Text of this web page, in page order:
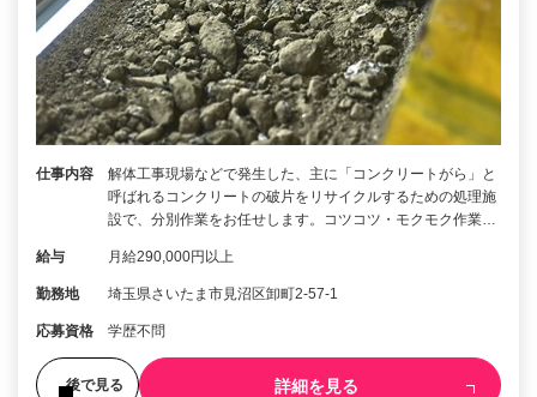
仕事内容
解体工事現場などで発生した、主に「コンクリートがら」と
呼ばれるコンクリートの破片をリサイクルするための処理施
設で、分別作業をお任せします。コツコツ・モクモク作業…
給与 月給290,000円以上
勤務地 埼玉県さいたま市見沼区卸町2-57-1
応募資格 学歴不問
後で見る 詳細を見る